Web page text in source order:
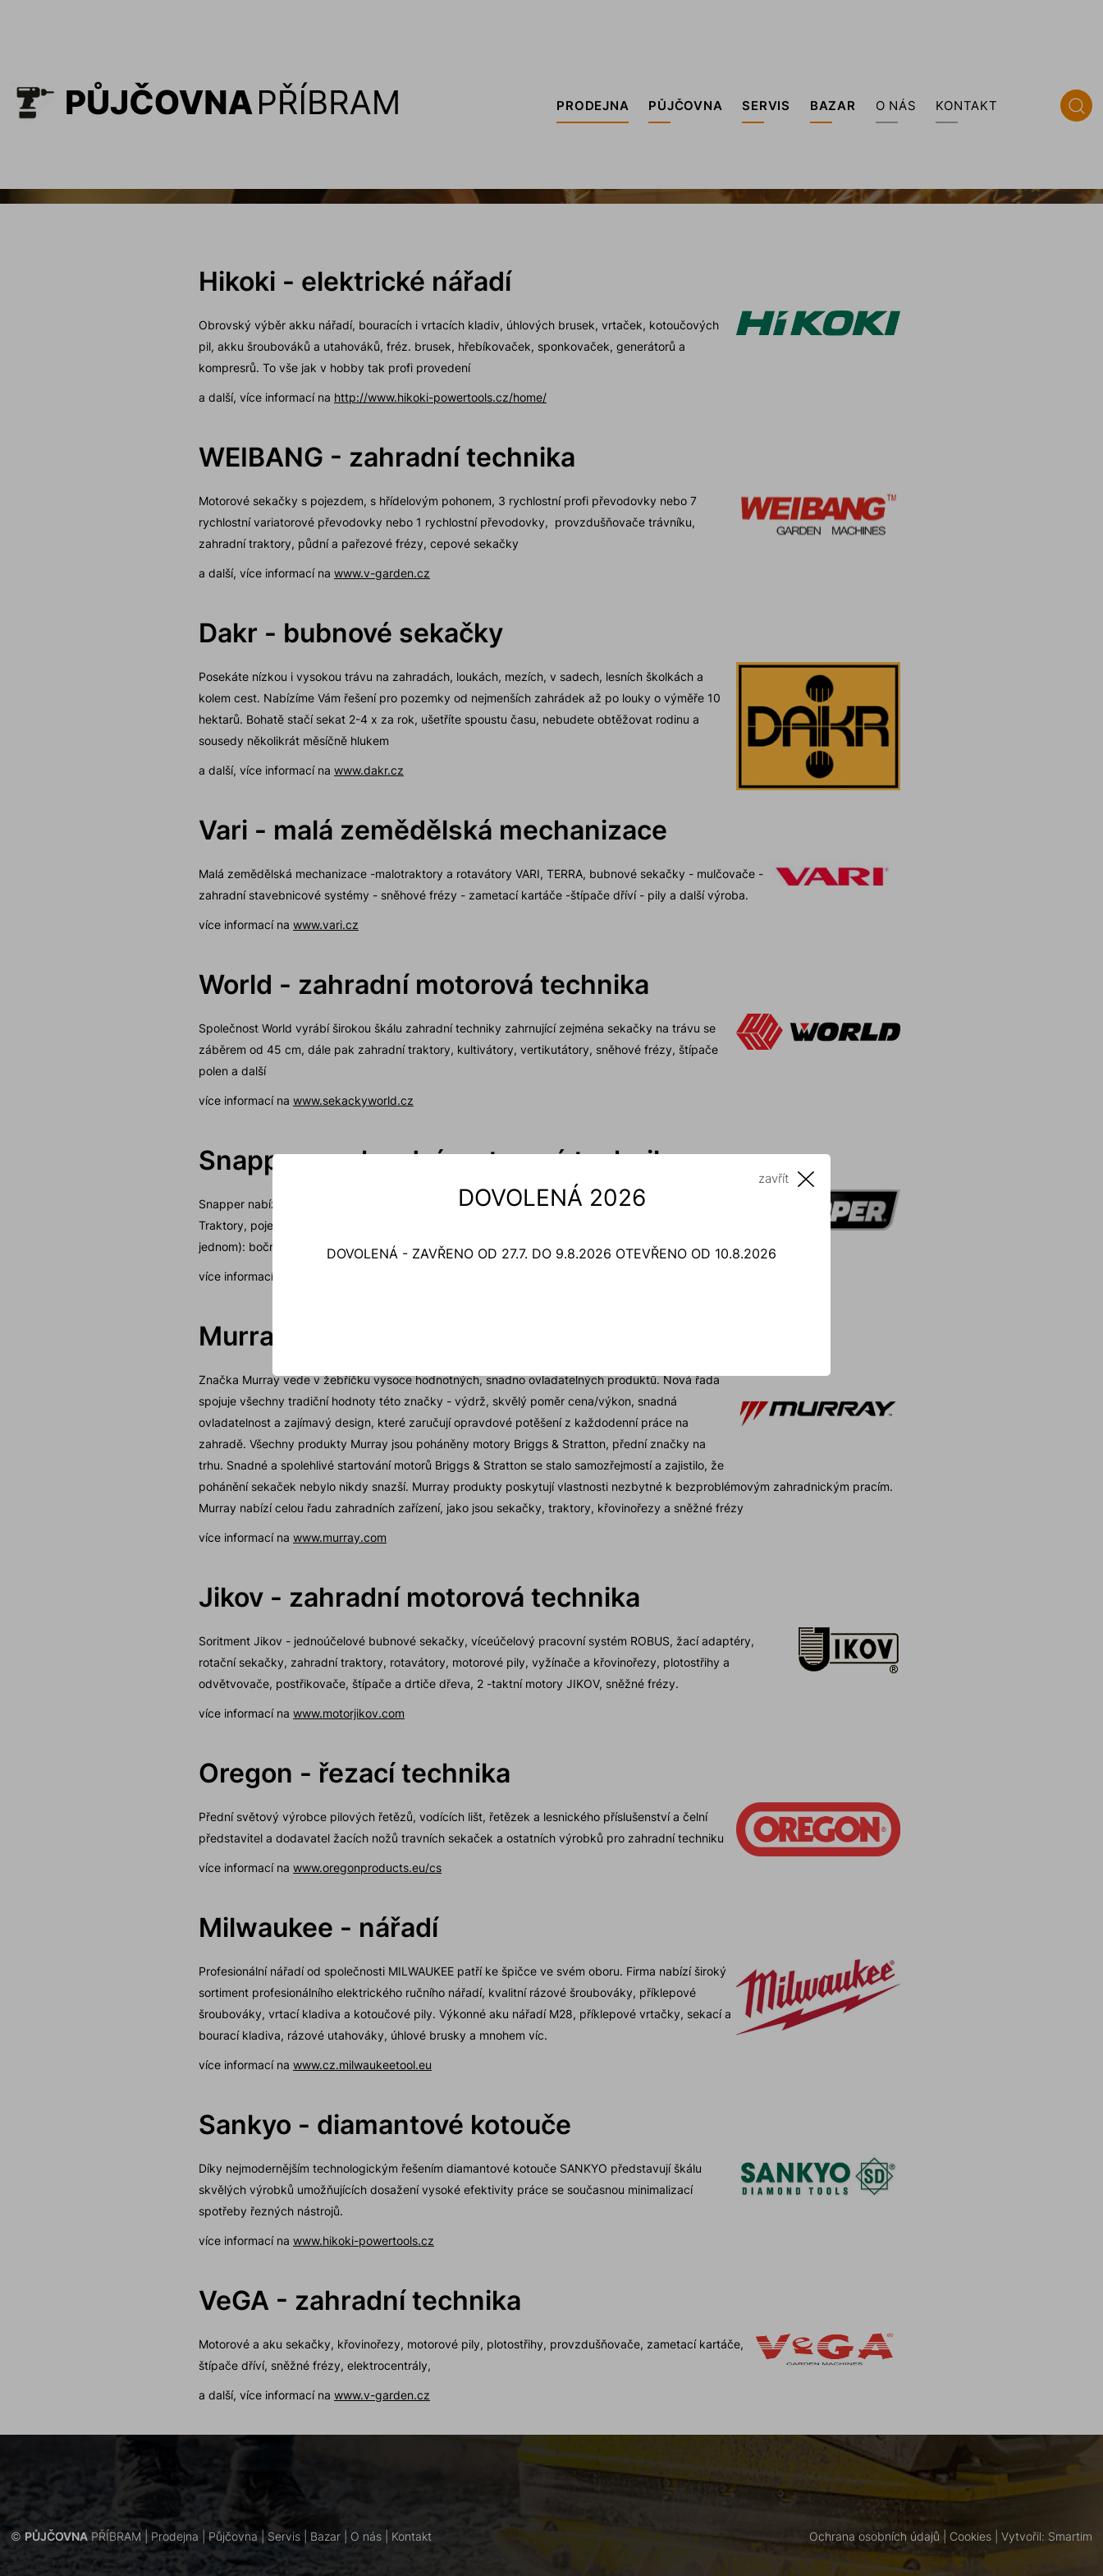
PRODEJNA PŮJČOVNA SERVIS BAZAR O NÁS KONTAKT
Hikoki - elektrické nářadí
Obrovský výběr akku nářadí, bouracích i vrtacích kladiv, úhlových brusek, vrtaček, kotoučových
pil, akku šroubováků a utahováků, fréz. brusek, hřebíkovaček, sponkovaček, generátorů a
kompresrů. To vše jak v hobby tak profi provedení
a další, více informací na http://www.hikoki-powertools.cz/home/
WEIBANG - zahradní technika
Motorové sekačky s pojezdem, s hřídelovým pohonem, 3 rychlostní profi převodovky nebo 7
rychlostní variatorové převodovky nebo 1 rychlostní převodovky, provzdušňovače trávníku,
zahradní traktory, půdní a pařezové frézy, cepové sekačky
a další, více informací na www.v-garden.cz
Dakr - bubnové sekačky
Posekáte nízkou i vysokou trávu na zahradách, loukách, mezích, v sadech, lesních školkách a
kolem cest. Nabízíme Vám řešení pro pozemky od nejmenších zahrádek až po louky o výměře 10
hektarů. Bohatě stačí sekat 2-4 x za rok, ušetříte spoustu času, nebudete obtěžovat rodinu a
sousedy několikrát měsíčně hlukem
a další, více informací na www.dakr.cz
Vari - malá zemědělská mechanizace
Malá zemědělská mechanizace -malotraktory a rotavátory VARI, TERRA, bubnové sekačky - mulčovače -
zahradní stavebnicové systémy - sněhové frézy - zametací kartáče -štípače dříví - pily a další výroba.
více informací na www.vari.cz
World - zahradní motorová technika
Společnost World vyrábí širokou škálu zahradní techniky zahrnující zejména sekačky na trávu se
záběrem od 45 cm, dále pak zahradní traktory, kultivátory, vertikutátory, sněhové frézy, štípače
polen a další
více informací na www.sekackyworld.cz
Snapper - zahradní motorová technika
Snapper nabízí jeden z nejširších sortimentů poháněného zahradního náčiní ve Vaší zahradě.
Traktory, pojezdové i jednoduché sekačky na trávu aerodynamických tvarů, s funkcí 3 in 1 (tři v
jednom): boční výhoz trávy, zadní výhoz trávy se sběrem do koše nebo mulčováním
více informací na
Murray - zahradní motorová technika
Značka Murray vede v žebříčku vysoce hodnotných, snadno ovladatelných produktů. Nová řada
spojuje všechny tradiční hodnoty této značky - výdrž, skvělý poměr cena/výkon, snadná
ovladatelnost a zajímavý design, které zaručují opravdové potěšení z každodenní práce na
zahradě. Všechny produkty Murray jsou poháněny motory Briggs & Stratton, přední značky na
trhu. Snadné a spolehlivé startování motorů Briggs & Stratton se stalo samozřejmostí a zajistilo, že
pohánění sekaček nebylo nikdy snazší. Murray produkty poskytují vlastnosti nezbytné k bezproblémovým zahradnickým pracím.
Murray nabízí celou řadu zahradních zařízení, jako jsou sekačky, traktory, křovinořezy a sněžné frézy
více informací na www.murray.com
Jikov - zahradní motorová technika
Soritment Jikov - jednoúčelové bubnové sekačky, víceúčelový pracovní systém ROBUS, žací adaptéry,
rotační sekačky, zahradní traktory, rotavátory, motorové pily, vyžínače a křovinořezy, plotostřihy a
odvětvovače, postřikovače, štípače a drtiče dřeva, 2 -taktní motory JIKOV, sněžné frézy.
více informací na www.motorjikov.com
Oregon - řezací technika
Přední světový výrobce pilových řetězů, vodících lišt, řetězek a lesnického příslušenství a čelní
představitel a dodavatel žacích nožů travních sekaček a ostatních výrobků pro zahradní techniku
více informací na www.oregonproducts.eu/cs
Milwaukee - nářadí
Profesionální nářadí od společnosti MILWAUKEE patří ke špičce ve svém oboru. Firma nabízí široký
sortiment profesionálního elektrického ručního nářadí, kvalitní rázové šroubováky, příklepové
šroubováky, vrtací kladiva a kotoučové pily. Výkonné aku nářadí M28, příklepové vrtačky, sekací a
bourací kladiva, rázové utahováky, úhlové brusky a mnohem víc.
více informací na www.cz.milwaukeetool.eu
Sankyo - diamantové kotouče
Díky nejmodernějším technologickým řešením diamantové kotouče SANKYO představují škálu
skvělých výrobků umožňujících dosažení vysoké efektivity práce se současnou minimalizací
spotřeby řezných nástrojů.
více informací na www.hikoki-powertools.cz
VeGA - zahradní technika
Motorové a aku sekačky, křovinořezy, motorové pily, plotostřihy, provzdušňovače, zametací kartáče,
štípače dříví, sněžné frézy, elektrocentrály,
a další, více informací na www.v-garden.cz
© PŮJČOVNA PŘÍBRAM | Prodejna Půjčovna| Servis Bazar O nás Kontakt Ochrana osobních údajů Cookies| Vytvořil: Smartim
zavřít
DOVOLENÁ 2026
DOVOLENÁ - ZAVŘENO OD 27.7. DO 9.8.2026 OTEVŘENO OD 10.8.2026